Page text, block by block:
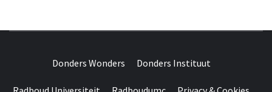
WONDERS
Donders Wonders Donders Instituut